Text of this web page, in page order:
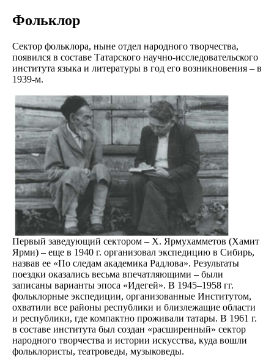
Фольклор
Сектор фольклора, ныне отдел народного творчества,
появился в составе Татарского научно-исследовательского
института языка и литературы в год его возникновения – в
1939-м.
Первый заведующий сектором – X. Ярмухамметов (Хамит
Ярми) – еще в 1940 г. организовал экспедицию в Сибирь,
назвав ее «По следам академика Радлова». Результаты
поездки оказались весьма впечатляющими – были
записаны варианты эпоса «Идегей». В 1945–1958 гг.
фольклорные экспедиции, организованные Институтом,
охватили все районы республики и близлежащие области
и республики, где компактно проживали татары. В 1961 г.
в составе института был создан «расширенный» сектор
народного творчества и истории искусства, куда вошли
фольклористы, театроведы, музыковеды.